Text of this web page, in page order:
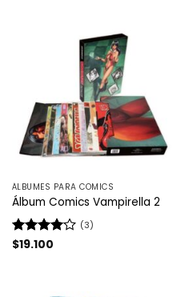
ÁLBUMES PARA COMICS
Álbum Comics Vampirella 2
Valorado
(3)
$19.100